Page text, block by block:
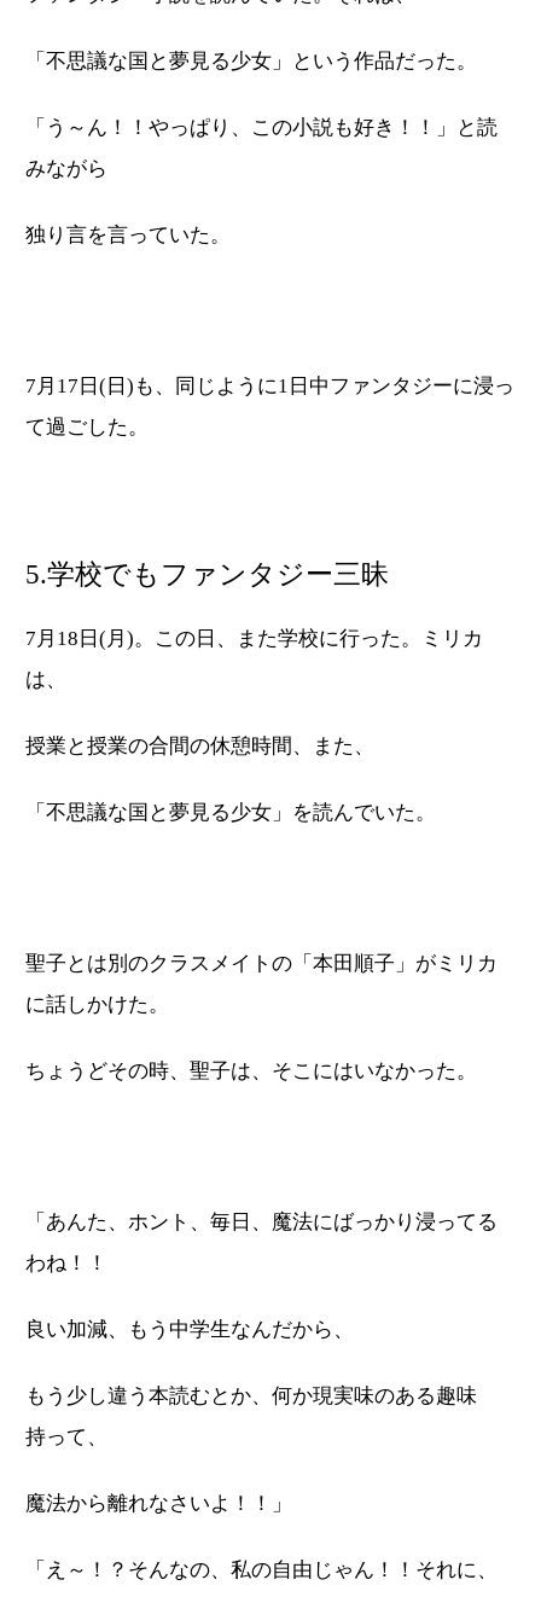
「不思議な国と夢見る少女」という作品だった。
「う～ん！！やっぱり、この小説も好き！！」と読
みながら
独り言を言っていた。
7月17日(日)も、同じように1日中ファンタジーに浸っ
て過ごした。
5.学校でもファンタジー三昧
7月18日(月)。この日、また学校に行った。ミリカ
は、
授業と授業の合間の休憩時間、また、
「不思議な国と夢見る少女」を読んでいた。
聖子とは別のクラスメイトの「本田順子」がミリカ
に話しかけた。
ちょうどその時、聖子は、そこにはいなかった。
「あんた、ホント、毎日、魔法にばっかり浸ってる
わね！！
良い加減、もう中学生なんだから、
もう少し違う本読むとか、何か現実味のある趣味
持って、
魔法から離れなさいよ！！」
「え～！？そんなの、私の自由じゃん！！それに、